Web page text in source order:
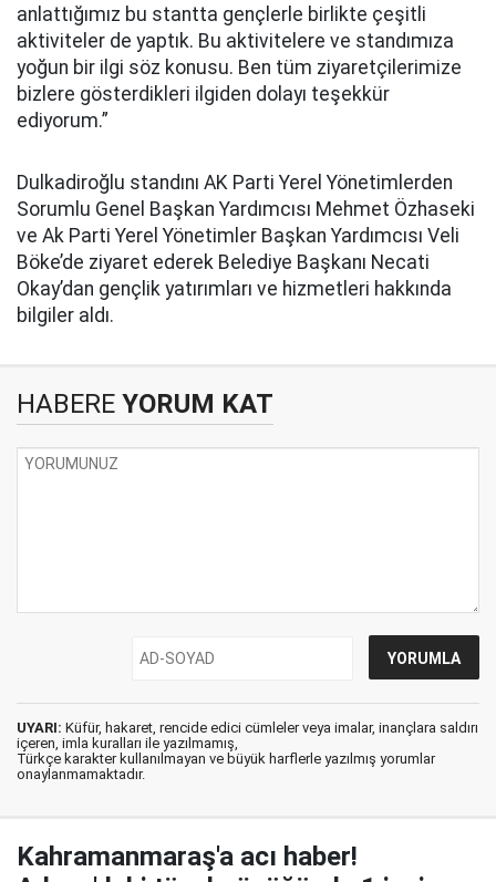
anlattığımız bu stantta gençlerle birlikte çeşitli
aktiviteler de yaptık. Bu aktivitelere ve standımıza
yoğun bir ilgi söz konusu. Ben tüm ziyaretçilerimize
bizlere gösterdikleri ilgiden dolayı teşekkür
ediyorum.”
Dulkadiroğlu standını AK Parti Yerel Yönetimlerden
Sorumlu Genel Başkan Yardımcısı Mehmet Özhaseki
ve Ak Parti Yerel Yönetimler Başkan Yardımcısı Veli
Böke’de ziyaret ederek Belediye Başkanı Necati
Okay’dan gençlik yatırımları ve hizmetleri hakkında
bilgiler aldı.
HABERE YORUM KAT
UYARI: Küfür, hakaret, rencide edici cümleler veya imalar, inançlara saldırı
içeren, imla kuralları ile yazılmamış,
Türkçe karakter kullanılmayan ve büyük harflerle yazılmış yorumlar
onaylanmamaktadır.
Kahramanmaraş'a acı haber!